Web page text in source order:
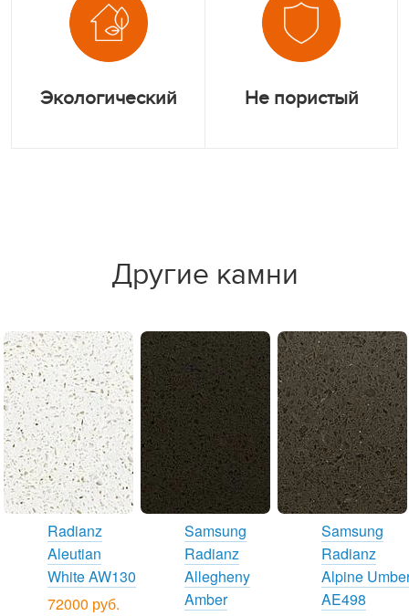
Экологический Не пористый
Другие камни
Radianz
Aleutian
White AW130
72000 руб.
Samsung
Radianz
Allegheny
Amber
Samsung
Radianz
Alpine
AE498